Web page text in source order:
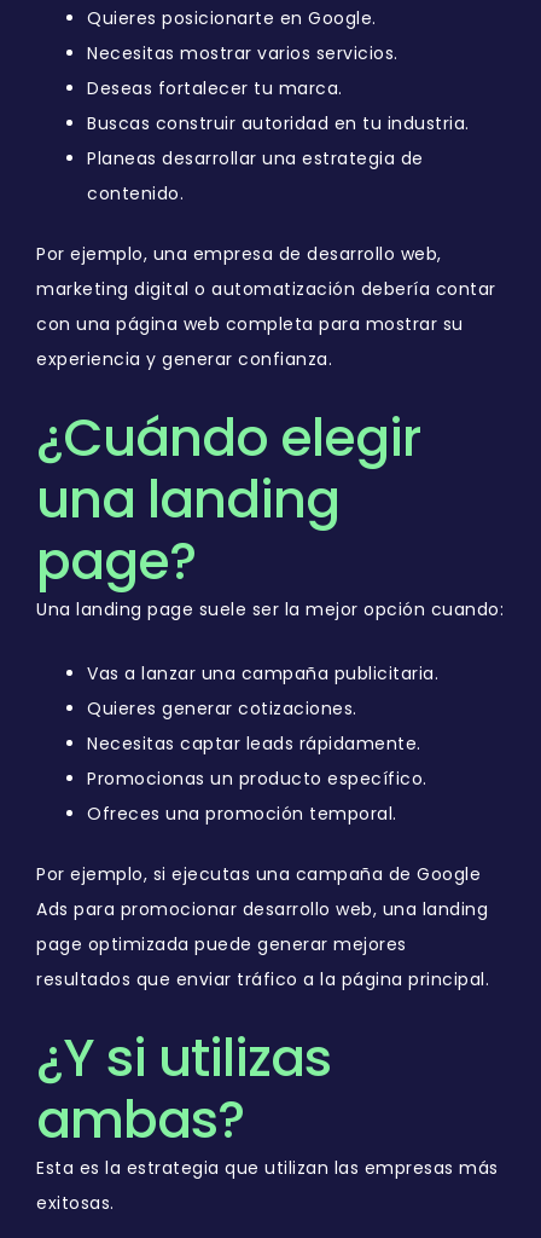
Quieres posicionarte en Google.
Necesitas mostrar varios servicios.
Deseas fortalecer tu marca.
Buscas construir autoridad en tu industria.
Planeas desarrollar una estrategia de
contenido.
Por ejemplo, una empresa de desarrollo web,
marketing digital o automatización debería contar
con una página web completa para mostrar su
experiencia y generar confianza.
¿Cuándo elegir
una landing
page?
Una landing page suele ser la mejor opción cuando:
Vas a lanzar una campaña publicitaria.
Quieres generar cotizaciones.
Necesitas captar leads rápidamente.
Promocionas un producto específico.
Ofreces una promoción temporal.
Por ejemplo, si ejecutas una campaña de Google
Ads para promocionar desarrollo web, una landing
page optimizada puede generar mejores
resultados que enviar tráfico a la página principal.
¿Y si utilizas
ambas?
Esta es la estrategia que utilizan las empresas más
exitosas.